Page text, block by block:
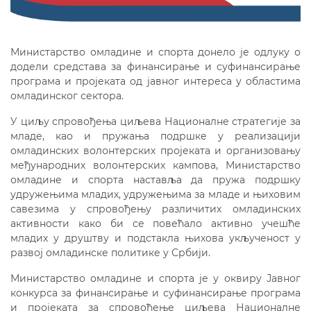
Министарство омладине и спорта донело је одлуку о
додели средстава за финансирање и суфинансирање
програма и пројеката од јавног интереса у областима
омладинског сектора.
У циљу спровођења циљева Националне стратегије за
младе, као и пружања подршке у реализацији
омладинских волонтерских пројеката и организовању
међународних волонтерских кампова, Министарство
омладине и спорта наставља да пружа подршку
удружењима младих, удружењима за младе и њиховим
савезима у спровођењу различитих омладинских
активности како би се повећало активно учешће
младих у друштву и подстакла њихова укљученост у
развој омладинске политике у Србији.
Министарство омладине и спорта је у оквиру Јавног
конкурса за финансирање и суфинансирање програма
и пројеката за спровођење циљева Националне